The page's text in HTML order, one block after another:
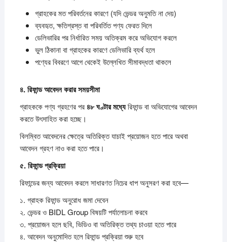
গ্রাহকের মত পরিবর্তনের কারণে (যদি ভেন্ডর অনুমতি না দেয়)
ব্যবহৃত, ক্ষতিগ্রস্ত বা পরিবর্তিত পণ্য ফেরত দিলে
ডেলিভারির পর নির্ধারিত সময় অতিক্রম করে অভিযোগ করলে
ভুল ঠিকানা বা গ্রাহকের কারণে ডেলিভারি ব্যর্থ হলে
পণ্যের বিবরণে আগে থেকেই উল্লেখিত সীমাবদ্ধতা থাকলে
৪.রিফান্ডআবেদনকরারসময়সীমা
গ্রাহককে পণ্য গ্রহণের পর ৪৮ঘণ্টারমধ্যেরিফান্ড বা অভিযোগের আবেদন
করতে উৎসাহিত করা হচ্ছে।
বিলম্বিত আবেদনের ক্ষেত্রে অতিরিক্ত যাচাই প্রয়োজন হতে পারে অথবা
আবেদন গ্রহণ নাও করা হতে পারে।
৫.রিফান্ডপ্রক্রিয়া
রিফান্ডের জন্য আবেদন করলে সাধারণত নিচের ধাপ অনুসরণ করা হবে—
১. গ্রাহক রিফান্ড অনুরোধ জমা দেবেন
২. ভেন্ডর ও BIDL Group বিষয়টি পর্যালোচনা করবে
৩. প্রয়োজন হলে ছবি, ভিডিও বা অতিরিক্ত তথ্য চাওয়া হতে পারে
৪. আবেদন অনুমোদিত হলে রিফান্ড প্রক্রিয়া শুরু হবে